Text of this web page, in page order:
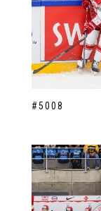
#5008